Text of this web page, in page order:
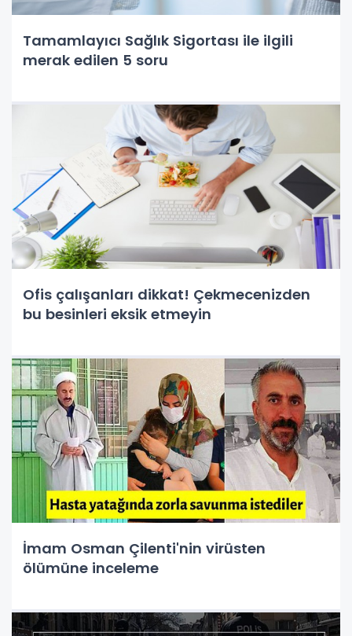
Tamamlayıcı Sağlık Sigortası ile ilgili
merak edilen 5 soru
Ofis çalışanları dikkat! Çekmecenizden
bu besinleri eksik etmeyin
İmam Osman Çilenti'nin virüsten
ölümüne inceleme